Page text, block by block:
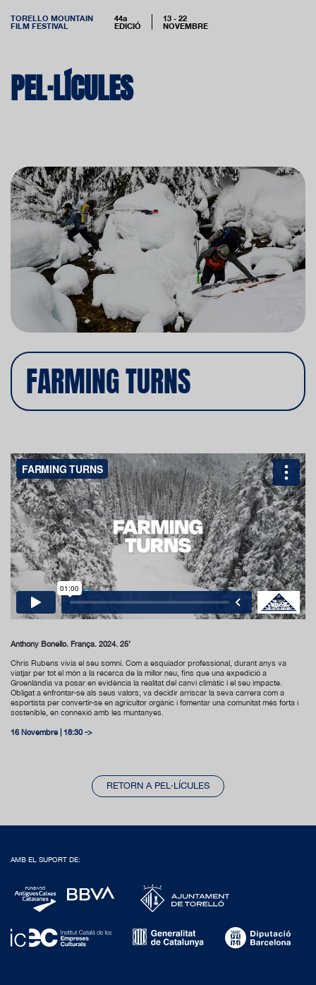
TORELLO MOUNTAIN
FILM FESTIVAL
44a
EDICIÓ
13 - 22
NOVEMBRE
PEL·LÍCULES
FARMING TURNS
Anthony Bonello. França. 2024. 25’
Chris Rubens vivia el seu somni. Com a esquiador professional, durant anys va
viatjar per tot el món a la recerca de la millor neu, fins que una expedició a
Groenlàndia va posar en evidència la realitat del canvi climàtic i el seu impacte.
Obligat a enfrontar-se als seus valors, va decidir arriscar la seva carrera com a
esportista per convertir-se en agricultor orgànic i fomentar una comunitat més forta i
sostenible, en connexió amb les muntanyes.
16 Novembre | 18:30 ->
RETORN A PEL·LÍCULES
AMB EL SUPORT DE: